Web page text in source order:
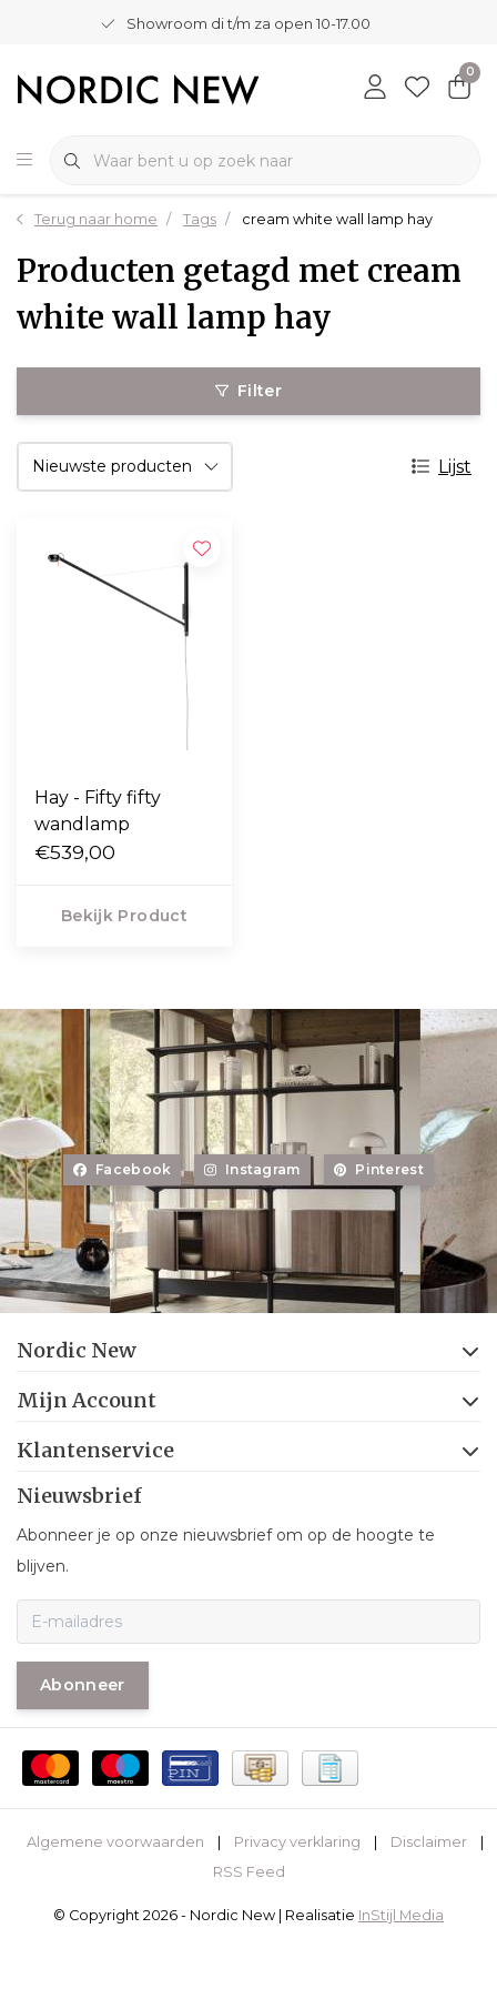
Showroom di t/m za open 10-17.00
0
Terug naar home Tags cream white wall lamp hay
Producten getagd met cream
white wall lamp hay
Filter
Lijst
Hay - Fifty fifty
wandlamp
€539,00
Bekijk Product
Facebook Instagram Pinterest
Nordic New
Mijn Account
Klantenservice
Nieuwsbrief
Abonneer je op onze nieuwsbrief om op de hoogte te
blijven.
Abonneer
Algemene voorwaarden Privacy verklaring Disclaimer
RSS Feed
© Copyright 2026 - Nordic New | Realisatie InStijl Media